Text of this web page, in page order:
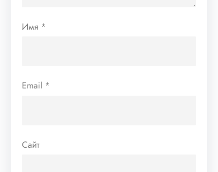
Имя *
Email *
Сайт